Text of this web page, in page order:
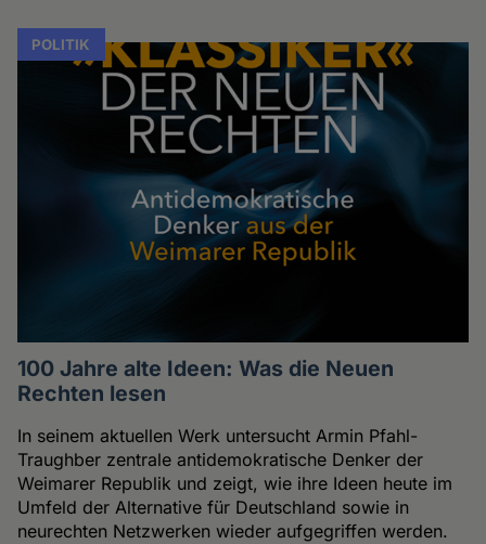
POLITIK
100 Jahre alte Ideen: Was die Neuen
Rechten lesen
In seinem aktuellen Werk untersucht Armin Pfahl-
Traughber zentrale antidemokratische Denker der
Weimarer Republik und zeigt, wie ihre Ideen heute im
Umfeld der Alternative für Deutschland sowie in
neurechten Netzwerken wieder aufgegriffen werden.